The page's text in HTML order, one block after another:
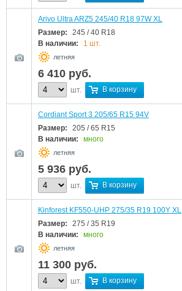
Arivo Ultra ARZ5 245/40 R18 97W XL
Размер:
245 / 40 R18
В наличии:
1 шт.
летняя
6 410 руб.
шт. В корзину
Cordiant Sport 3 205/65 R15 94V
Размер:
205 / 65 R15
В наличии:
много
летняя
5 936 руб.
шт. В корзину
Kinforest KF550-UHP 275/35 R19 100Y XL
Размер:
275 / 35 R19
В наличии:
много
летняя
11 300 руб.
шт. В корзину